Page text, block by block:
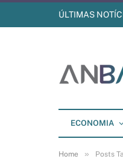
ÚLTIMAS
ECONOMIA
Home » Posts